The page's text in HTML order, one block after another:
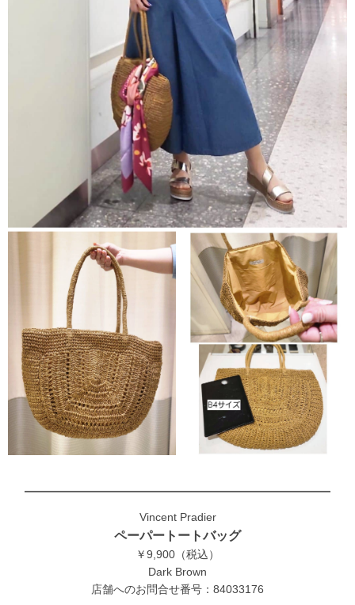
Vincent Pradier
ペーパートートバッグ
￥9,900（税込）
Dark Brown
店舗へのお問合せ番号：84033176